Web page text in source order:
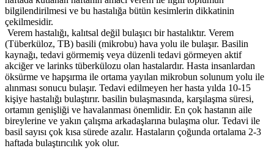
bilgilendirilmesi ve bu hastalığa bütün kesimlerin dikkatinin
çekilmesidir.
Verem hastalığı, kalıtsal değil bulaşıcı bir hastalıktır. Verem
(Tüberküloz, TB) basili (mikrobu) hava yolu ile bulaşır. Basilin
kaynağı, tedavi görmemiş veya düzenli tedavi görmeyen aktif
akciğer ve larinks tüberkülozu olan hastalardır. Hasta insanlardan
öksürme ve hapşırma ile ortama yayılan mikrobun solunum yolu ile
alınması sonucu bulaşır. Tedavi edilmeyen her hasta yılda 10-15
kişiye hastalığı bulaştırır. basilin bulaşmasında, karşılaşma süresi,
ortamın genişliği ve havalanması önemlidir. En çok hastanın aile
bireylerine ve yakın çalışma arkadaşlarına bulaşma olur. Tedavi ile
basil sayısı çok kısa sürede azalır. Hastaların çoğunda ortalama 2-3
haftada bulaştırıcılık yok olur.